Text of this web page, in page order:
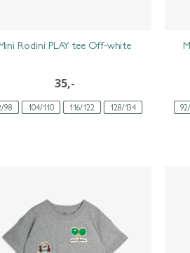
98 104/110 116/122 128/134
Rodini PLAY tee Off-white
35,-